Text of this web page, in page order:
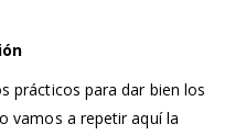
prácticos para dar bien los
vamos a repetir aquí la